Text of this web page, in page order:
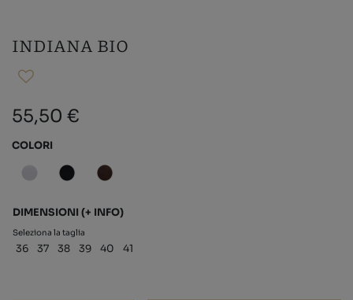
INDIANA BIO
55,50 €
COLORI
DIMENSIONI (+ INFO)
Seleziona la taglia
36 37 38 39 40 41